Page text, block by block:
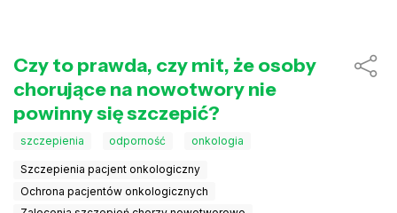
Czy to prawda, czy mit, że osoby
chorujące na nowotwory nie
powinny się szczepić?
szczepienia odporność onkologia
Szczepienia pacjent onkologiczny
Ochrona pacjentów onkologicznych